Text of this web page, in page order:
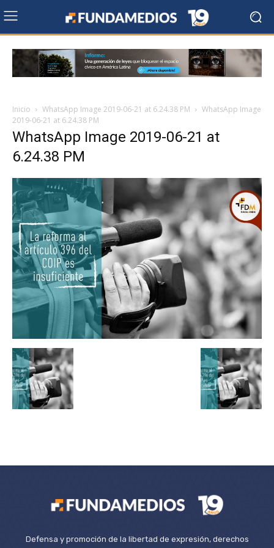
Inicio WhatsApp Image 2019-06-21 at 6.24.38 PM
WhatsApp Image
2019-06-21 at 6.24.38 PM
WhatsApp Image 2019-06-21 at
6.24.38 PM
Defensa y promoción de la libertad de expresión, derechos